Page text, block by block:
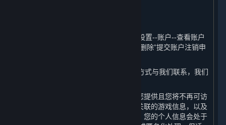
1. 您可以通过平台客户端的“蒸汽平台--设置--账户--查看账户
明细--删除我的蒸汽平台账户--前往账户删除”提交账户注销申
2. 您可以通过本政策第十条列明的联系方式与我们联系，我们
在您主动注销账户之后，我们将停止为您提供且您将不再可访
问内容和服务、您的账户、与您的账户关联的游戏信息，以及
您的账户原先可访问的其他服务。此外，您的个人信息会处于